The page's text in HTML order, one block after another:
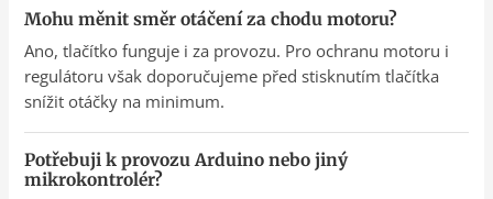
Mohu měnit směr otáčení za chodu motoru?
Ano, tlačítko funguje i za provozu. Pro ochranu motoru i
regulátoru však doporučujeme před stisknutím tlačítka
snížit otáčky na minimum.
Potřebuji k provozu Arduino nebo jiný
mikrokontrolér?